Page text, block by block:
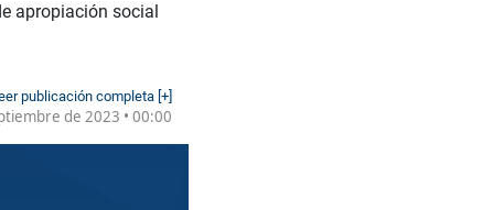
apropiación social
publicación completa [+]
de 2023 • 00:00